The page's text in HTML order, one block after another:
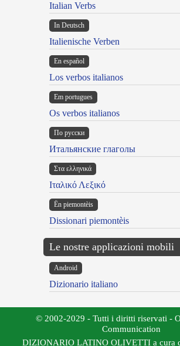
Italian Verbs
In Deutsch
Italienische Verben
En español
Los verbos italianos
Em portugues
Os verbos italianos
По русски
Итальянские глаголы
Στα ελληνικά
Ιταλικό Λεξικό
Ën piemontèis
Dissionari piemontèis
Le nostre applicazioni mobili
Android
Dizionario italiano
© 2002-2029 - Tutti i diritti riservati -
Communication
DIZIONARIO LATINO OLIVETTI a cura